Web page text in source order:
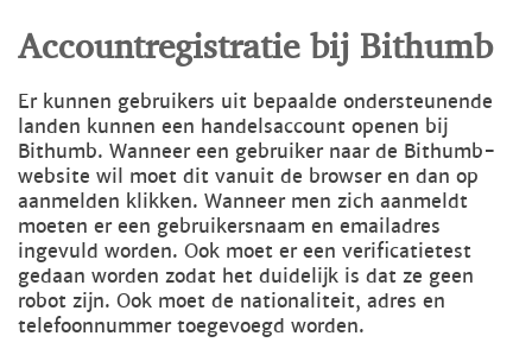
Accountregistratie bij Bithumb
Er kunnen gebruikers uit bepaalde ondersteunende
landen kunnen een handelsaccount openen bij
Bithumb. Wanneer een gebruiker naar de Bithumb-
website wil moet dit vanuit de browser en dan op
aanmelden klikken. Wanneer men zich aanmeldt
moeten er een gebruikersnaam en emailadres
ingevuld worden. Ook moet er een verificatietest
gedaan worden zodat het duidelijk is dat ze geen
robot zijn. Ook moet de nationaliteit, adres en
telefoonnummer toegevoegd worden.